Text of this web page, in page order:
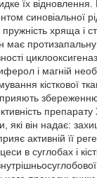
їх відновлення.
синовіальної
хряща і
має
і магній
кісткової
які він надає:
активній її
в суглобах і